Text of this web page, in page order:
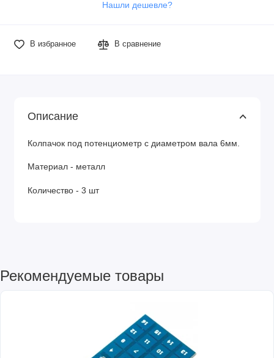
Нашли дешевле?
В избранное В сравнение
Описание
Колпачок под потенциометр с диаметром вала 6мм.
Материал - металл
Количество - 3 шт
Рекомендуемые товары